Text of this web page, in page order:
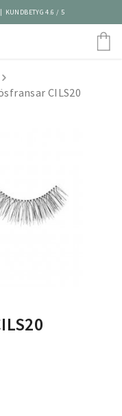
KUNDBETYG 4.6 / 5
CILS20